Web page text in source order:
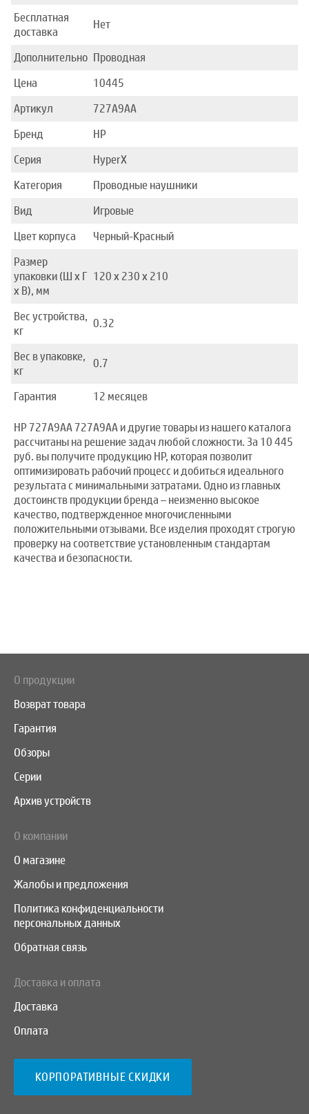
Бесплатная
доставка
Нет
Дополнительно Проводная
Цена
10445
Артикул
727A9AA
Бренд
HP
Серия
HyperX
Категория
Проводные наушники
Вид
Игровые
Цвет корпуса
Черный-Красный
Размер
упаковки (Ш x Г
x В), мм
120 x 230 x 210
Вес устройства,
кг
0.32
Вес в упаковке,
кг
0.7
Гарантия 12 месяцев
HP 727A9AA 727A9AA и другие товары из нашего каталога
рассчитаны на решение задач любой сложности. За 10 445
руб. вы получите продукцию HP, которая позволит
оптимизировать рабочий процесс и добиться идеального
результата с минимальными затратами. Одно из главных
достоинств продукции бренда – неизменно высокое
качество, подтвержденное многочисленными
положительными отзывами. Все изделия проходят строгую
проверку на соответствие установленным стандартам
качества и безопасности.
О продукции
Возврат товара
Гарантия
Обзоры
Серии
Архив устройств
О компании
О магазине
Жалобы и предложения
Политика конфиденциальности
персональных данных
Обратная связь
Доставка и оплата
Доставка
Оплата
КОРПОРАТИВНЫЕ СКИДКИ